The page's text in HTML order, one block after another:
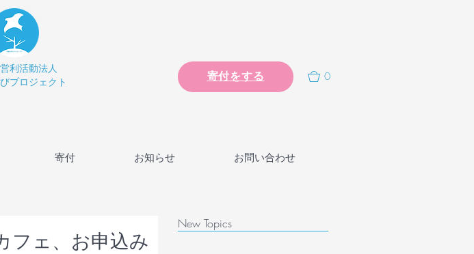
利活動法人
プロジェクト
寄付をする 0
寄付 お知らせ お問い合わせ
フェ、お申込み
New Topics